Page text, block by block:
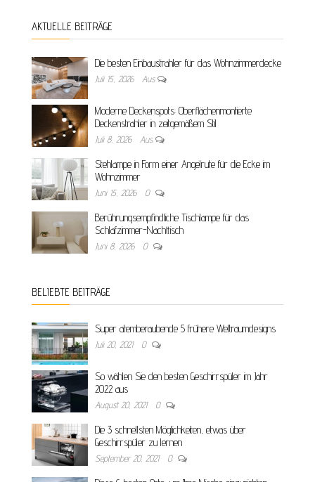
AKTUELLE BEITRÄGE
Die besten Einbaustrahler für das Wohnzimmerdecke
Juli 15, 2026 Aus
Moderne Deckenspots: Oberflächenmontierte
Deckenstrahler in zeitgemäßem Stil
Juli 8, 2026 Aus
Stehlampe in Form einer Angelrute für die Ecke im
Wohnzimmer
Juni 15, 2026 0
Berührungsempfindliche Tischlampe für das
Schlafzimmer-Nachttisch
Juni 8, 2026 0
BELIEBTE BEITRÄGE
Super atemberaubende 5 frühere Weltraumdesigns
Juli 20, 2021 0
So wählen Sie den besten Geschirrspüler im Jahr
2022 aus
August 20, 2021 0
Die 3 schnellsten Möglichkeiten, etwas über
Geschirrspüler zu lernen
September 20, 2021 0